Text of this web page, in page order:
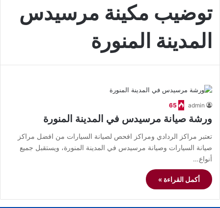
توضيب مكينة مرسيدس
المدينة المنورة
admin
65
ورشة صيانة مرسيدس في المدينة المنورة
تعتبر مراكز الردادي ومراكز افحص لصيانة السيارات من افضل مراكز
صيانة السيارات وصيانة مرسيدس في المدينة المنورة، ويستقبل جميع
أنواع…
أكمل القراءة »